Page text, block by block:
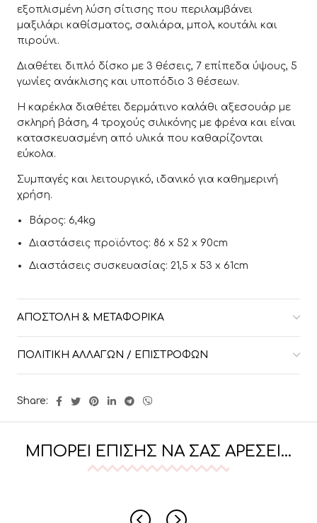
εξοπλισμένη λύση σίτισης που περιλαμβάνει
μαξιλάρι καθίσματος, σαλιάρα, μπολ, κουτάλι και
πιρούνι.
Διαθέτει διπλό δίσκο με 3 θέσεις, 7 επίπεδα ύψους, 5
γωνίες ανάκλισης και υποπόδιο 3 θέσεων.
Η καρέκλα διαθέτει δερμάτινο καλάθι αξεσουάρ με
σκληρή βάση, 4 τροχούς σιλικόνης με φρένα και είναι
κατασκευασμένη από υλικά που καθαρίζονται
εύκολα.
Συμπαγές και λειτουργικό, ιδανικό για καθημερινή
χρήση.
Βάρος: 6,4kg
Διαστάσεις προϊόντος: 86 x 52 x 90cm
Διαστάσεις συσκευασίας: 21,5 x 53 x 61cm
ΑΠΟΣΤΟΛΉ & ΜΕΤΑΦΟΡΙΚΆ
ΠΟΛΙΤΙΚΉ ΑΛΛΑΓΏΝ / ΕΠΙΣΤΡΟΦΏΝ
Share:
ΜΠΟΡΕΊ ΕΠΊΣΗΣ ΝΑ ΣΑΣ ΑΡΈΣΕΙ…